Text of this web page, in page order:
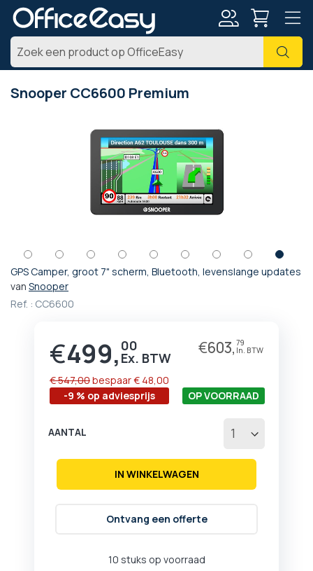
Zoek
Snooper CC6600 Premium
GPS Camper, groot 7" scherm, Bluetooth, levenslange updates
van Snooper
Ref. : CC6600
Prijs
€499, 00 €603, 79
-9 % op adviesprijs
€ 547,00bespaar€ 48,00
10 stuks op voorraad
OP VOORRAAD
AANTAL
IN WINKELWAGEN
Ontvang een offerte
Ga
naar
het
afbeeldingen-